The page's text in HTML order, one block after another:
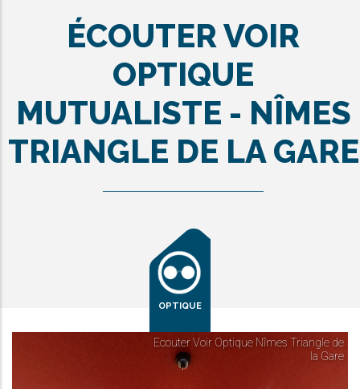
ÉCOUTER VOIR
OPTIQUE
MUTUALISTE - NÎMES
TRIANGLE DE LA GARE
OPTIQUE